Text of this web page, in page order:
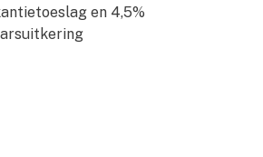
en 4,5%